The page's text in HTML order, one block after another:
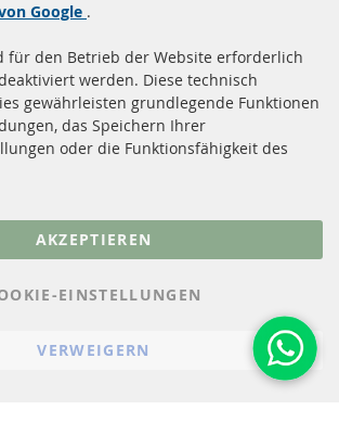
Versandkosten
Kontakt
Vertrag widerrufen
Google .
für den Betrieb der Website erforderlich
werden. Diese technisch
gewährleisten grundlegende Funktionen
das Speichern Ihrer
oder die Funktionsfähigkeit des
AKZEPTIEREN
EINSTELLUNGEN
VERWEIGERN